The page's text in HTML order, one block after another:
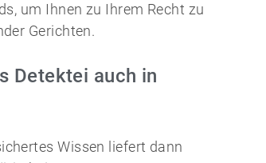
um Ihnen zu Ihrem Recht zu
Gerichten.
Detektei auch in
Wissen liefert dann